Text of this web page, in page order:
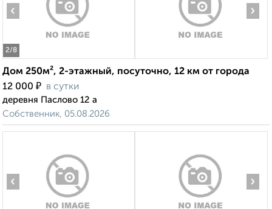
2/8
‹ ›
Дом 250м², 2-этажный, посуточно, 12 км от города
12 000 ₽ в сутки
деревня Паслово 12 а
Собственник, 05.08.2026
‹ ›